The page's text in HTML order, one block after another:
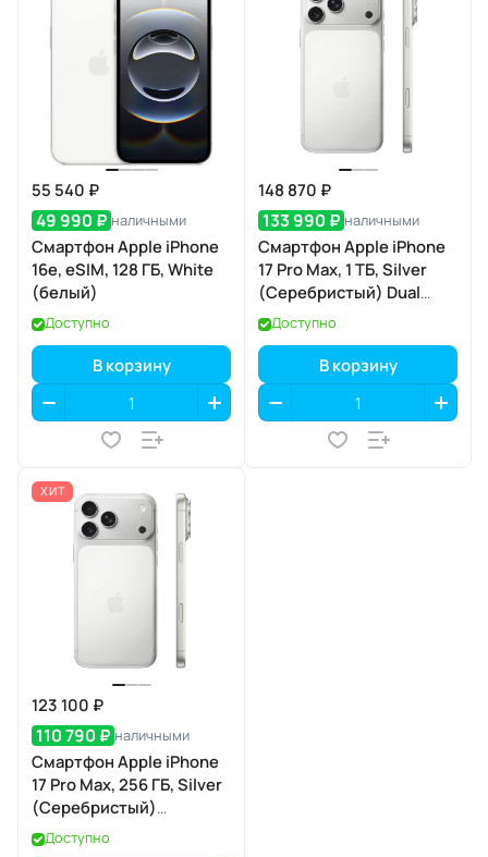
55 540 ₽
49 990 ₽ наличными
Смартфон Apple iPhone
16e, eSIM, 128 ГБ, White
(белый)
Доступно
В корзину
148 870 ₽
133 990 ₽ наличными
Смартфон Apple iPhone
17 Pro Max, 1 ТБ, Silver
(Серебристый) Dual
eSIM
Доступно
В корзину
ХИТ
123 100 ₽
110 790 ₽ наличными
Смартфон Apple iPhone
17 Pro Max, 256 ГБ, Silver
(Серебристый)
SIM+eSIM
Доступно